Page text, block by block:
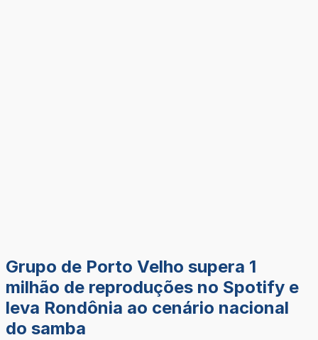
Grupo de Porto Velho supera 1
milhão de reproduções no Spotify e
leva Rondônia ao cenário nacional
do samba